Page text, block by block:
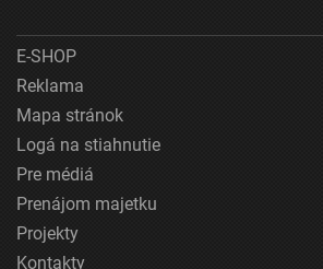
E-SHOP
Reklama
Mapa stránok
Logá na stiahnutie
Pre médiá
Prenájom majetku
Projekty
Kontakty